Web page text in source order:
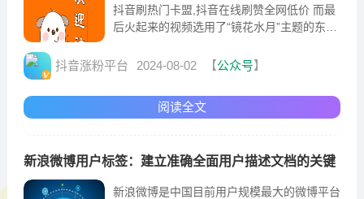
抖音刷热门卡盟,抖音在线刷赞全网低价 而最
后火起来的视频选用了“镜花水月”主题的东方
抖音涨粉平台 2024-08-02 【公众号】
阅读全文
新浪微博用户标签：建立准确全面用户描述文档的关键
新浪微博是中国目前用户规模最大的微博平台